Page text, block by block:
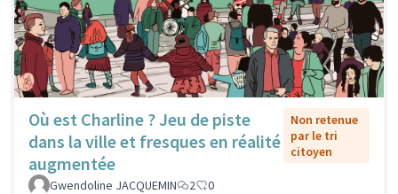
Où est Charline ? Jeu de piste
dans la ville et fresques en réalité
augmentée
Non retenue
par le tri
citoyen
Gwendoline JACQUEMIN 2 0